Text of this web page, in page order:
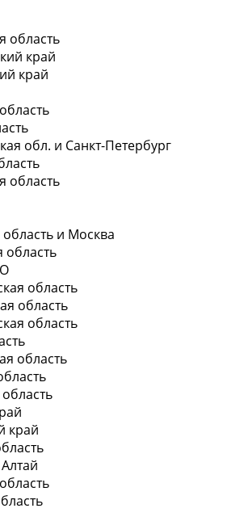
область
край
край
обл. и Санкт-Петербург
область
и Москва
область
область
область
область
область
край